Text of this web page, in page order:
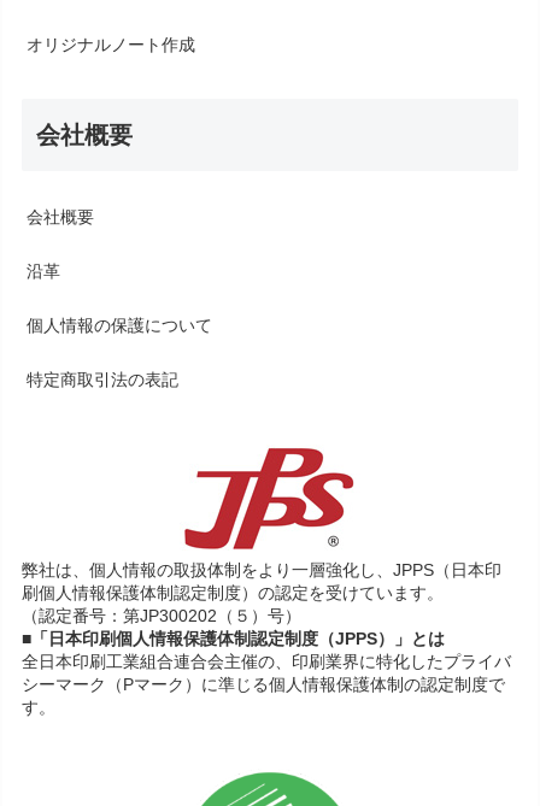
オリジナルノート作成
会社概要
会社概要
沿革
個人情報の保護について
特定商取引法の表記
弊社は、個人情報の取扱体制をより一層強化し、JPPS（日本印
刷個人情報保護体制認定制度）の認定を受けています。
（認定番号：第JP300202（５）号）
■「日本印刷個人情報保護体制認定制度（JPPS）」とは
全日本印刷工業組合連合会主催の、印刷業界に特化したプライバ
シーマーク（Pマーク）に準じる個人情報保護体制の認定制度で
す。